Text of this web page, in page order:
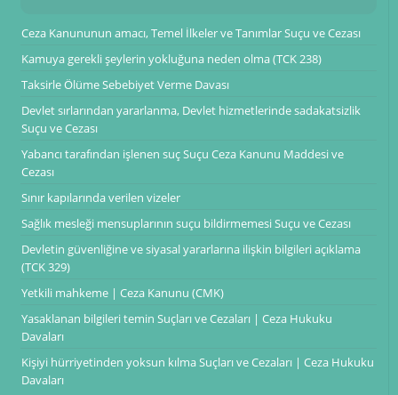
Ceza Kanununun amacı, Temel İlkeler ve Tanımlar Suçu ve Cezası
Kamuya gerekli şeylerin yokluğuna neden olma (TCK 238)
Taksirle Ölüme Sebebiyet Verme Davası
Devlet sırlarından yararlanma, Devlet hizmetlerinde sadakatsizlik
Suçu ve Cezası
Yabancı tarafından işlenen suç Suçu Ceza Kanunu Maddesi ve
Cezası
Sınır kapılarında verilen vizeler
Sağlık mesleği mensuplarının suçu bildirmemesi Suçu ve Cezası
Devletin güvenliğine ve siyasal yararlarına ilişkin bilgileri açıklama
(TCK 329)
Yetkili mahkeme | Ceza Kanunu (CMK)
Yasaklanan bilgileri temin Suçları ve Cezaları | Ceza Hukuku
Davaları
Kişiyi hürriyetinden yoksun kılma Suçları ve Cezaları | Ceza Hukuku
Davaları